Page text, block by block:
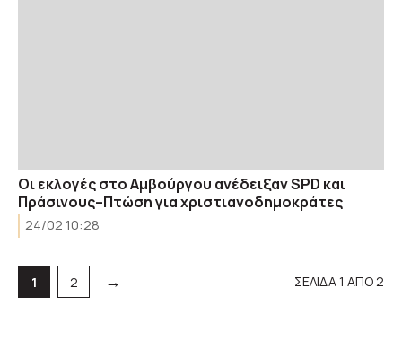
Οι εκλογές στο Αμβούργου ανέδειξαν SPD και
Πράσινους–Πτώση για χριστιανοδημοκράτες
24/02 10:28
Σελίδα
1 Σελίδα
2 → ΣΕΛΙΔΑ 1 ΑΠΟ 2